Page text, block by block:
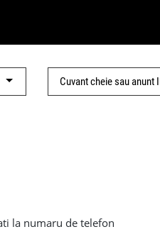
la numaru de telefon